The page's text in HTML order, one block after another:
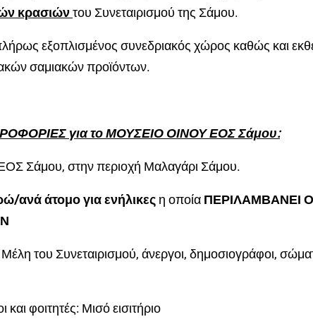
κρασιώντου Συνεταιρισμού της Σάμου.
εξοπλισμένος συνεδριακός χώρος καθώς και
σαμιακών προϊόντων.
για το ΜΟΥΣΕΙΟ ΟΙΝΟΥ ΕΟΣ Σάμου:
Σάμου, στην περιοχή Μαλαγάρι Σάμου.
ανά άτομο για ενήλικες η οποία ΠΕΡΙΛΑΜΒΑΝΕΙ
του Συνεταιρισμού, άνεργοι, δημοσιογράφοι,
και φοιτητές: Μισό εισιτήριο